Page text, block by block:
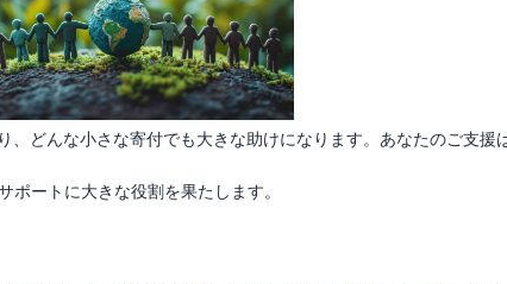
、どんな小さな寄付でも大きな助けになります。あなたのご支援
ポートに大きな役割を果たします。